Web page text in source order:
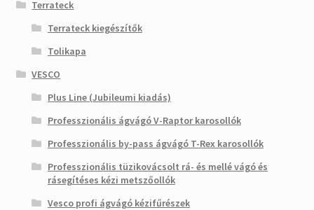
Terrateck
Terrateck kiegészítők
Tolikapa
VESCO
Plus Line (Jubileumi kiadás)
Professzionális ágvágó V-Raptor karosollók
Professzionális by-pass ágvágó T-Rex karosollók
Professzionális tüzikovácsolt rá- és mellé vágó és
rásegítéses kézi metszőollók
Vesco profi ágvágó kézifűrészek